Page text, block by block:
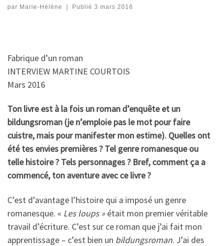
par Marie-Hélène Publié 3 mars 2016
Fabrique d’un roman
INTERVIEW MARTINE COURTOIS
Mars 2016
Ton livre est à la fois un roman d’enquête et un
bildungsroman (je n’emploie pas le mot pour faire
cuistre, mais pour manifester mon estime). Quelles ont
été tes envies premières ? Tel genre romanesque ou
telle histoire ? Tels personnages ? Bref, comment ça a
commencé, ton aventure avec ce livre ?
C’est d’avantage l’histoire qui a imposé un genre
romanesque. « Les loups » était mon premier véritable
travail d’écriture. C’est sur ce roman que j’ai fait mon
apprentissage – c’est bien un bildungsroman. J’ai des